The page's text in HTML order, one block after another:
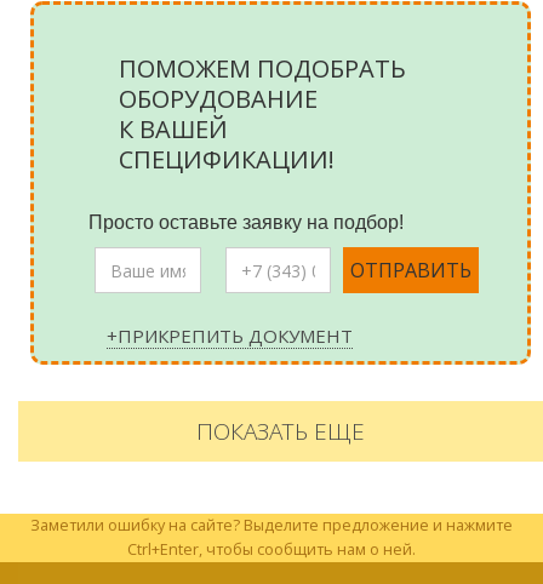
ПОМОЖЕМ ПОДОБРАТЬ
ОБОРУДОВАНИЕ
К ВАШЕЙ
СПЕЦИФИКАЦИИ!
Просто оставьте заявку на подбор!
+ПРИКРЕПИТЬ ДОКУМЕНТ
ПОКАЗАТЬ ЕЩЕ
Заметили ошибку на сайте? Выделите предложение и нажмите
Ctrl+Enter, чтобы сообщить нам о ней.